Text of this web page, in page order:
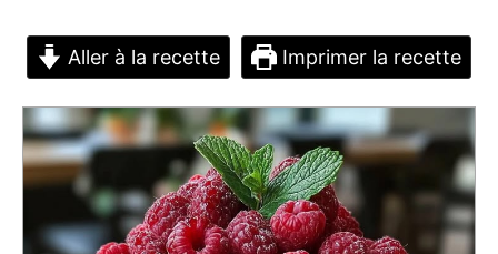
Aller à la recette Imprimer la recette